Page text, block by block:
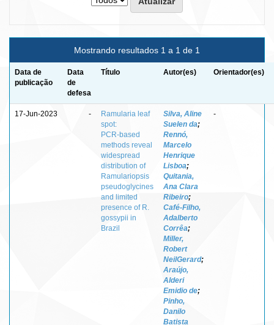
Mostrando resultados 1 a 1 de 1
Data de
publicação
Data
de
defesa
Título Autor(es) Orientador(es)
17-Jun-2023 -
Ramularia leaf
spot:
PCR‑based
methods reveal
widespread
distribution of
Ramulariopsis
pseudoglycines
and limited
presence of R.
gossypii in
Brazil
Silva, Aline
Suelen da;
Rennó,
Marcelo
Henrique
Lisboa;
Quitania,
Ana Clara
Ribeiro;
Café‑Filho,
Adalberto
Corrêa;
Miller,
Robert
NeilGerard;
Araújo,
Alderi
Emidio de;
Pinho,
Danilo
Batista
-